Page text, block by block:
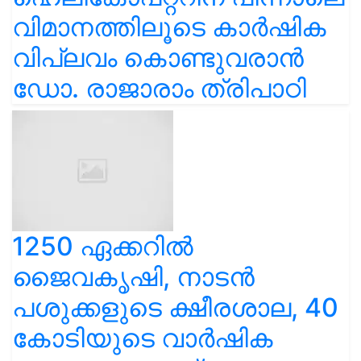
വിമാനത്തിലൂടെ കാർഷിക
വിപ്ലവം കൊണ്ടുവരാൻ
ഡോ. രാജാരാം ത്രിപാഠി
1250 ഏക്കറിൽ
ജൈവകൃഷി, നാടൻ
പശുക്കളുടെ ക്ഷീരശാല, 40
കോടിയുടെ വാർഷിക